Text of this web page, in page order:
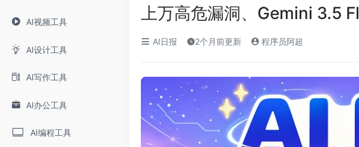
AI视频工具
AI设计工具
AI写作工具
AI办公工具
AI编程工具
上万高危漏洞、Gemini 3.5
AI日报 2个月前更新 程序员阿超